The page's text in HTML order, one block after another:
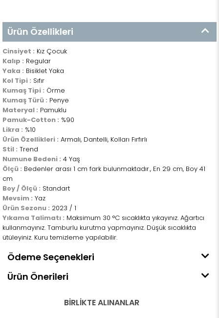
Ürün Özellikleri
Cinsiyet : Kız Çocuk
Kalıp : Regular
Yaka : Bisiklet Yaka
Kol Tipi : Sıfır
Kumaş Tipi : Örme
Kumaş Türü : Penye
Materyal : Pamuklu
Pamuk-Cotton : %90
Likra : %10
Ürün Özellikleri : Armalı, Dantelli, Kolları Fırfırlı
Stil : Trend
Numune Bedeni : 4 Yaş
Ölçü : Bedenler arası 1 cm fark bulunmaktadır., En 29 cm, Boy 41
cm
Boy / Ölçü : Standart
Mevsim : Yaz
Ürün Sezonu : 2023 / 1
Yıkama Talimatı : Maksimum 30 °C sıcaklıkta yıkayınız. Ağartıcı
kullanmayınız. Tamburlu kurutma yapmayınız. Düşük sıcaklıkta
ütüleyiniz. Kuru temizleme yapılabilir.
Ödeme Seçenekleri
Ürün Önerileri